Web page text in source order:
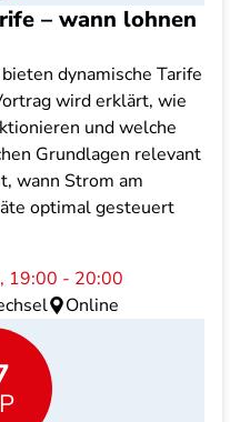
– wann lohnen
dynamische Tarife
wird erklärt, wie
und welche
Grundlagen relevant
wann Strom am
optimal gesteuert
19:00 - 20:00
Online